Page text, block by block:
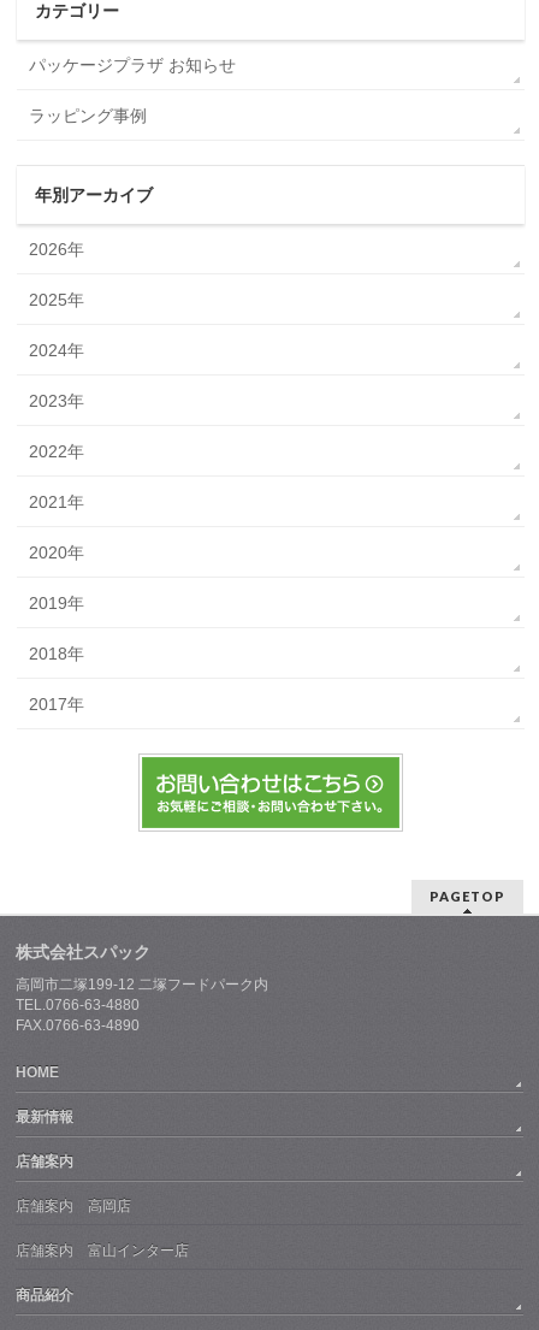
カテゴリー
パッケージプラザ お知らせ
ラッピング事例
年別アーカイブ
2026年
2025年
2024年
2023年
2022年
2021年
2020年
2019年
2018年
2017年
PAGETOP
株式会社スパック
高岡市二塚199-12 二塚フードパーク内
TEL.0766-63-4880
FAX.0766-63-4890
HOME
最新情報
店舗案内
店舗案内 高岡店
店舗案内 富山インター店
商品紹介